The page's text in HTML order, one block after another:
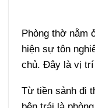
Phòng thờ nằm
hiện sự tôn
chủ. Đây là vị trí
Từ tiền sảnh đi